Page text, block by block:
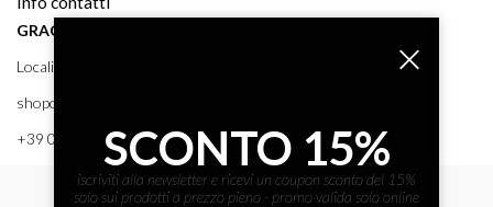
GRACE BTQ
Località Porto, 38 58043 - PUNTA ALA (GR) GRACE BTQ
shoponline@gracebtq.com
+39 0564 92 24 24SCONTO 15%
iscriviti alla newsletter e ricevi un coupon sconto del 15%
solo sui prodotti a prezzo pieno - promo valida solo online